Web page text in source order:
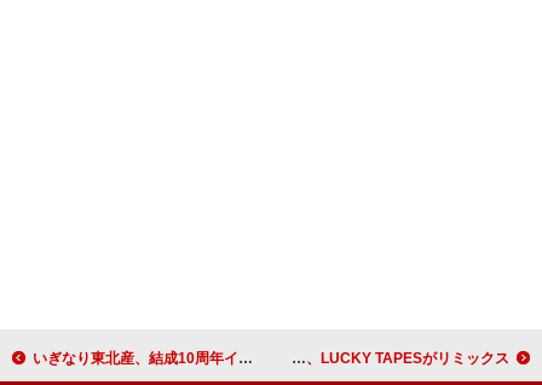
いぎなり東北産、結成10周年イヤーがスタート メジャー1stシングルを10/8にリリース 荒谷翔大の新曲「真夏のラストナンバー」、LUCKY TAPESがリミックス